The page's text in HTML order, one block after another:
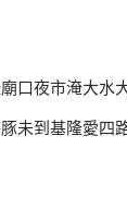
口夜市淹大水大
未到基隆愛四路